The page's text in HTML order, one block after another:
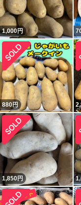
1,000円
880円
1,850円